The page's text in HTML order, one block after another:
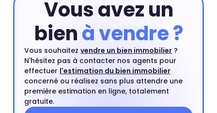
Vous avez un
bienà vendre ?
Vous souhaitez vendre un bien immobilier ?
N'hésitez pas à contacter nos agents pour
effectuer l'estimation du bien immobilier
concerné ou réalisez sans plus attendre une
première estimation en ligne, totalement
gratuite.